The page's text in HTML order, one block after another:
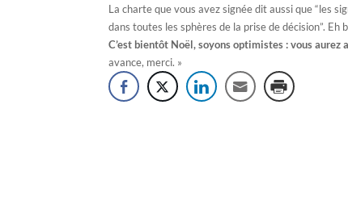
La charte que vous avez signée dit aussi que “les
dans toutes les sphères de la prise de décision”.
C’est bientôt Noël, soyons optimistes : vous
avance, merci. »